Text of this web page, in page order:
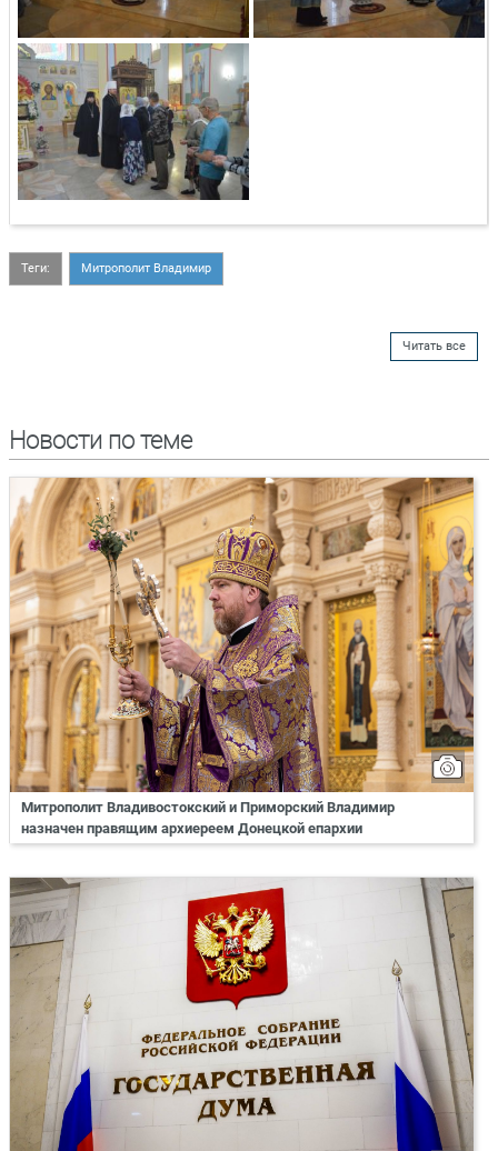
Теги: Митрополит Владимир
Читать все
Новости по теме
Митрополит Владивостокский и Приморский Владимир
назначен правящим архиереем Донецкой епархии